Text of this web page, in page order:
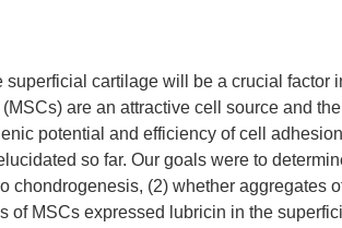
cartilage will be a crucial factor
are an attractive cell source and
potential and efficiency of cell
so far. Our goals were to
chondrogenesis, (2) whether aggregates
of MSCs expressed lubricin in the